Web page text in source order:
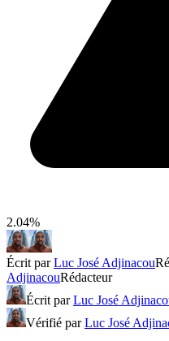
2.04%
Écrit parLuc José Adjinacou
AdjinacouRédacteur
Écrit parLuc José
Vérifié parLuc José